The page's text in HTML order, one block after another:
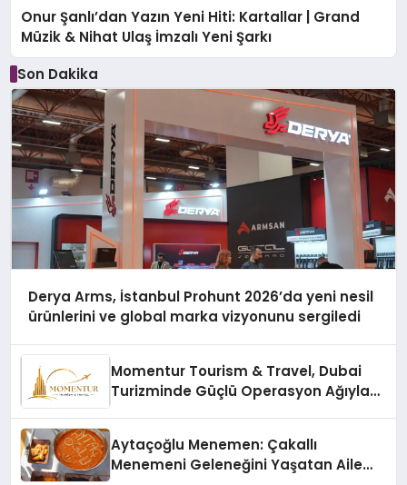
Onur Şanlı’dan Yazın Yeni Hiti: Kartallar | Grand
Müzik & Nihat Ulaş İmzalı Yeni Şarkı
Son Dakika
Derya Arms, İstanbul Prohunt 2026’da yeni nesil
ürünlerini ve global marka vizyonunu sergiledi
Momentur Tourism & Travel, Dubai
Turizminde Güçlü Operasyon Ağıyla
Aytaçoğlu Menemen: Çakallı
Menemeni Geleneğini Yaşatan Aile